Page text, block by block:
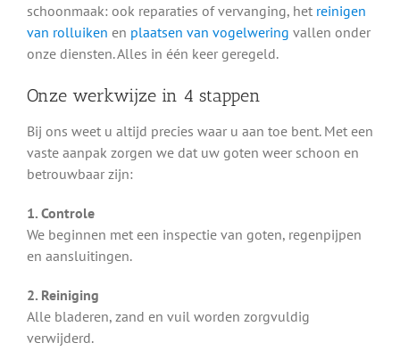
schoonmaak: ook reparaties of vervanging, het reinigen
van rolluiken en plaatsen van vogelwering vallen onder
onze diensten. Alles in één keer geregeld.
Onze werkwijze in 4 stappen
Bij ons weet u altijd precies waar u aan toe bent. Met een
vaste aanpak zorgen we dat uw goten weer schoon en
betrouwbaar zijn:
1. Controle
We beginnen met een inspectie van goten, regenpijpen
en aansluitingen.
2. Reiniging
Alle bladeren, zand en vuil worden zorgvuldig
verwijderd.